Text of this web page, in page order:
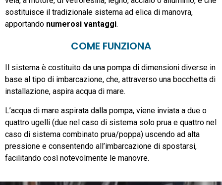
sostituisce il tradizionale sistema ad elica di manovra,
apportando numerosi vantaggi.
COME FUNZIONA
Il sistema è costituito da una pompa di dimensioni diverse in
base al tipo di imbarcazione, che, attraverso una bocchetta di
installazione, aspira acqua di mare.
L’acqua di mare aspirata dalla pompa, viene inviata a due o
quattro ugelli (due nel caso di sistema solo prua e quattro nel
caso di sistema combinato prua/poppa) uscendo ad alta
pressione e consentendo all’imbarcazione di spostarsi,
facilitando così notevolmente le manovre.